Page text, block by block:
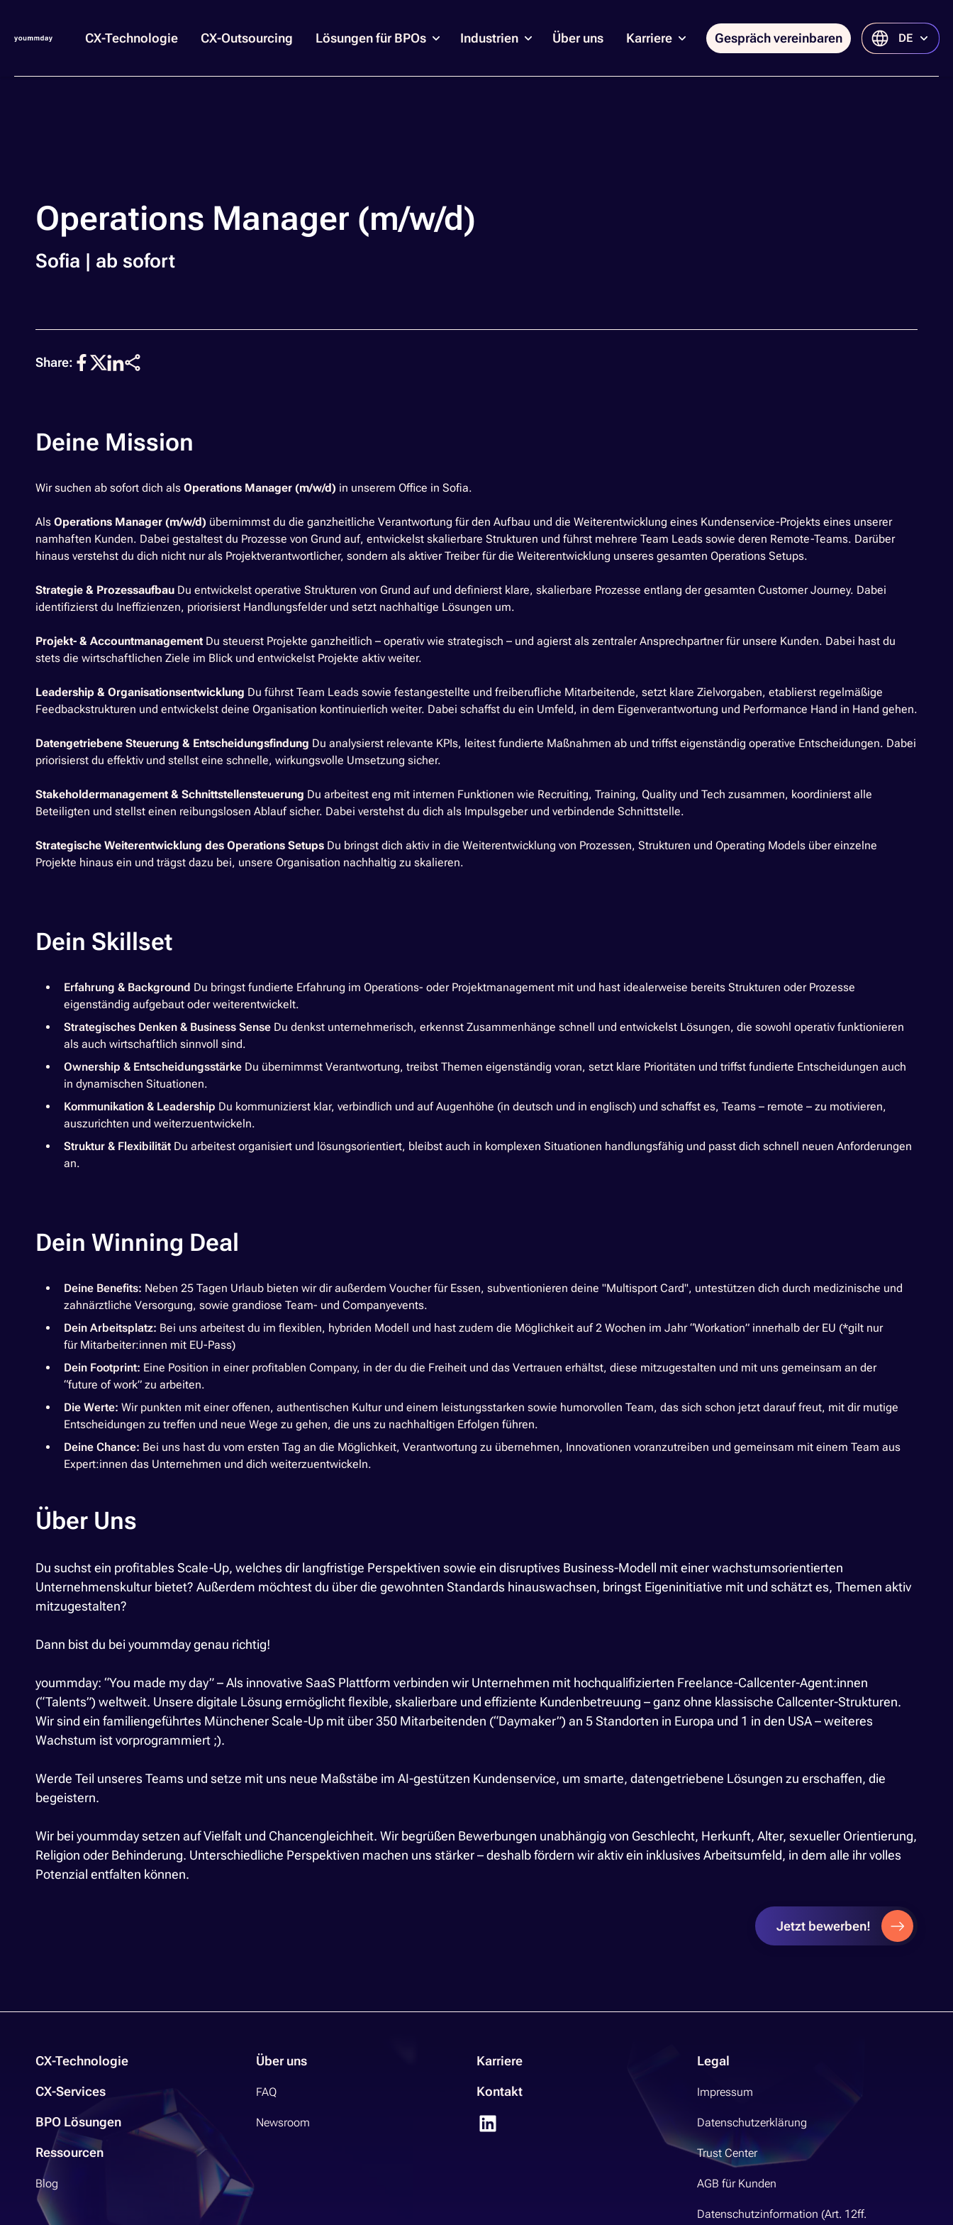
CX-Technologie CX-Outsourcing Lösungen für BPOs Industrien Über uns Karriere Gespräch vereinbaren DE
Operations Manager (m/w/d)
Sofia | ab sofort
Share:
Deine Mission
Wir suchen ab sofort dich als Operations Manager (m/w/d) in unserem Office in Sofia.
Als Operations Manager (m/w/d) übernimmst du die ganzheitliche Verantwortung für den Aufbau und die Weiterentwicklung eines Kundenservice-Projekts eines unserer
namhaften Kunden. Dabei gestaltest du Prozesse von Grund auf, entwickelst skalierbare Strukturen und führst mehrere Team Leads sowie deren Remote-Teams. Darüber
hinaus verstehst du dich nicht nur als Projektverantwortlicher, sondern als aktiver Treiber für die Weiterentwicklung unseres gesamten Operations Setups.
Strategie & Prozessaufbau Du entwickelst operative Strukturen von Grund auf und definierst klare, skalierbare Prozesse entlang der gesamten Customer Journey. Dabei
identifizierst du Ineffizienzen, priorisierst Handlungsfelder und setzt nachhaltige Lösungen um.
Projekt- & Accountmanagement Du steuerst Projekte ganzheitlich – operativ wie strategisch – und agierst als zentraler Ansprechpartner für unsere Kunden. Dabei hast du
stets die wirtschaftlichen Ziele im Blick und entwickelst Projekte aktiv weiter.
Leadership & Organisationsentwicklung Du führst Team Leads sowie festangestellte und freiberufliche Mitarbeitende, setzt klare Zielvorgaben, etablierst regelmäßige
Feedbackstrukturen und entwickelst deine Organisation kontinuierlich weiter. Dabei schaffst du ein Umfeld, in dem Eigenverantwortung und Performance Hand in Hand gehen.
Datengetriebene Steuerung & Entscheidungsfindung Du analysierst relevante KPIs, leitest fundierte Maßnahmen ab und triffst eigenständig operative Entscheidungen. Dabei
priorisierst du effektiv und stellst eine schnelle, wirkungsvolle Umsetzung sicher.
Stakeholdermanagement & Schnittstellensteuerung Du arbeitest eng mit internen Funktionen wie Recruiting, Training, Quality und Tech zusammen, koordinierst alle
Beteiligten und stellst einen reibungslosen Ablauf sicher. Dabei verstehst du dich als Impulsgeber und verbindende Schnittstelle.
Strategische Weiterentwicklung des Operations Setups Du bringst dich aktiv in die Weiterentwicklung von Prozessen, Strukturen und Operating Models über einzelne
Projekte hinaus ein und trägst dazu bei, unsere Organisation nachhaltig zu skalieren.
Dein Skillset
Erfahrung & Background Du bringst fundierte Erfahrung im Operations- oder Projektmanagement mit und hast idealerweise bereits Strukturen oder Prozesse
eigenständig aufgebaut oder weiterentwickelt.
Strategisches Denken & Business Sense Du denkst unternehmerisch, erkennst Zusammenhänge schnell und entwickelst Lösungen, die sowohl operativ funktionieren
als auch wirtschaftlich sinnvoll sind.
Ownership & Entscheidungsstärke Du übernimmst Verantwortung, treibst Themen eigenständig voran, setzt klare Prioritäten und triffst fundierte Entscheidungen auch
in dynamischen Situationen.
Kommunikation & Leadership Du kommunizierst klar, verbindlich und auf Augenhöhe (in deutsch und in englisch) und schaffst es, Teams – remote – zu motivieren,
auszurichten und weiterzuentwickeln.
Struktur & Flexibilität Du arbeitest organisiert und lösungsorientiert, bleibst auch in komplexen Situationen handlungsfähig und passt dich schnell neuen Anforderungen
an.
Dein Winning Deal
Deine Benefits: Neben 25 Tagen Urlaub bieten wir dir außerdem Voucher für Essen, subventionieren deine "Multisport Card", untestützen dich durch medizinische und
zahnärztliche Versorgung, sowie grandiose Team- und Companyevents.
Dein Arbeitsplatz: Bei uns arbeitest du im flexiblen, hybriden Modell und hast zudem die Möglichkeit auf 2 Wochen im Jahr “Workation” innerhalb der EU (*gilt nur
für Mitarbeiter:innen mit EU-Pass)
Dein Footprint: Eine Position in einer profitablen Company, in der du die Freiheit und das Vertrauen erhältst, diese mitzugestalten und mit uns gemeinsam an der
“future of work” zu arbeiten.
Die Werte: Wir punkten mit einer offenen, authentischen Kultur und einem leistungsstarken sowie humorvollen Team, das sich schon jetzt darauf freut, mit dir mutige
Entscheidungen zu treffen und neue Wege zu gehen, die uns zu nachhaltigen Erfolgen führen.
Deine Chance: Bei uns hast du vom ersten Tag an die Möglichkeit, Verantwortung zu übernehmen, Innovationen voranzutreiben und gemeinsam mit einem Team aus
Expert:innen das Unternehmen und dich weiterzuentwickeln.
Über Uns
Du suchst ein profitables Scale-Up, welches dir langfristige Perspektiven sowie ein disruptives Business-Modell mit einer wachstumsorientierten
Unternehmenskultur bietet? Außerdem möchtest du über die gewohnten Standards hinauswachsen, bringst Eigeninitiative mit und schätzt es, Themen aktiv
mitzugestalten?
Dann bist du bei yoummday genau richtig!
yoummday: “You made my day” – Als innovative SaaS Plattform verbinden wir Unternehmen mit hochqualifizierten Freelance-Callcenter-Agent:innen
(“Talents”) weltweit. Unsere digitale Lösung ermöglicht flexible, skalierbare und effiziente Kundenbetreuung – ganz ohne klassische Callcenter-Strukturen.
Wir sind ein familiengeführtes Münchener Scale-Up mit über 350 Mitarbeitenden (“Daymaker”) an 5 Standorten in Europa und 1 in den USA – weiteres
Wachstum ist vorprogrammiert ;).
Werde Teil unseres Teams und setze mit uns neue Maßstäbe im AI-gestützen Kundenservice, um smarte, datengetriebene Lösungen zu erschaffen, die
begeistern.
Wir bei yoummday setzen auf Vielfalt und Chancengleichheit. Wir begrüßen Bewerbungen unabhängig von Geschlecht, Herkunft, Alter, sexueller Orientierung,
Religion oder Behinderung. Unterschiedliche Perspektiven machen uns stärker – deshalb fördern wir aktiv ein inklusives Arbeitsumfeld, in dem alle ihr volles
Potenzial entfalten können.
Jetzt bewerben!
CX-Technologie
CX-Services
BPO Lösungen
Ressourcen
Blog
Über uns
FAQ
Newsroom
Karriere
Kontakt
Legal
Impressum
Datenschutzerklärung
Trust Center
AGB für Kunden
Datenschutzinformation (Art. 12ff.